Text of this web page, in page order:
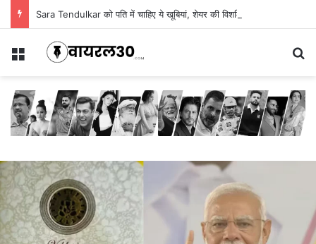
Sara Tendulkar को पति में चाहिए ये खूबियां, शेयर की विशलिस्ट
Menu